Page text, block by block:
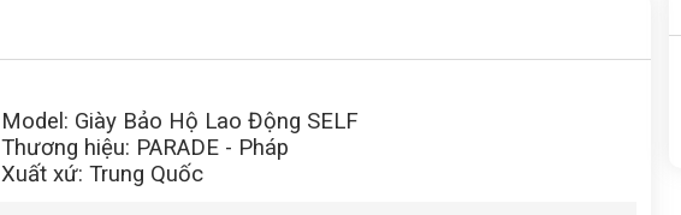
Model: Giày Bảo Hộ Lao Động SELF
Thương hiệu: PARADE - Pháp
Xuất xứ: Trung Quốc